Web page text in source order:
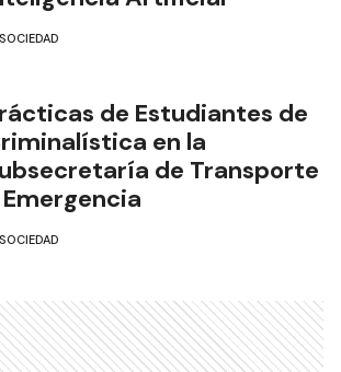
capacitó a cerca de
agentes públicos en el
responsable de la
Artificial
de Estudiantes de
en la
de Transporte